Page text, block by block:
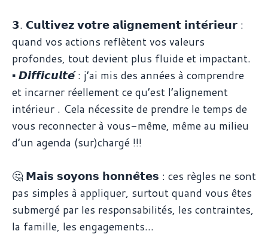
𝟯. 𝗖𝘂𝗹𝘁𝗶𝘃𝗲𝘇 𝘃𝗼𝘁𝗿𝗲 𝗮𝗹𝗶𝗴𝗻𝗲𝗺𝗲𝗻𝘁 𝗶𝗻𝘁𝗲́𝗿𝗶𝗲𝘂𝗿 :
quand vos actions reflètent vos valeurs
profondes, tout devient plus fluide et impactant.
▪️ 𝘿𝙞𝙛𝙛𝙞𝙘𝙪𝙡𝙩𝙚́ : j’ai mis des années à comprendre
et incarner réellement ce qu’est l’alignement
intérieur . Cela nécessite de prendre le temps de
vous reconnecter à vous-même, même au milieu
d’un agenda (sur)chargé !!!
🤔 𝗠𝗮𝗶𝘀 𝘀𝗼𝘆𝗼𝗻𝘀 𝗵𝗼𝗻𝗻𝗲̂𝘁𝗲𝘀 : ces règles ne sont
pas simples à appliquer, surtout quand vous êtes
submergé par les responsabilités, les contraintes,
la famille, les engagements...